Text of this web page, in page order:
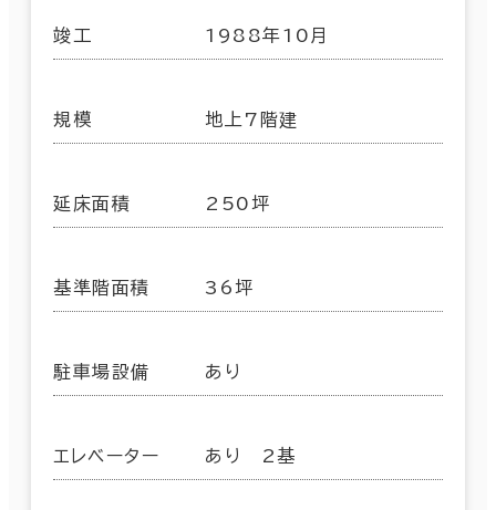
竣工 1988年10月
規模 地上7階建
延床面積 250坪
基準階面積 36坪
駐車場設備 あり
エレベーター あり 2基